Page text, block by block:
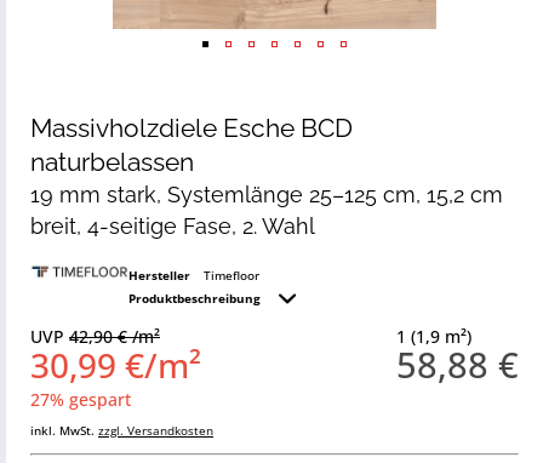
Massivholzdiele Esche BCD
naturbelassen
19 mm stark, Systemlänge 25–125 cm, 15,2 cm
breit, 4-seitige Fase, 2. Wahl
Hersteller
Timefloor
Produktbeschreibung
1 (1,9 m²)
58,88 €
UVP 42,90 € /m²
30,99 €/m²
27% gespart
inkl. MwSt. zzgl. Versandkosten